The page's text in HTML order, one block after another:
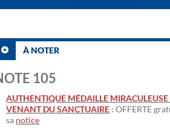
À NOTER
105
AUTHENTIQUE MÉDAILLE MIRACULEUSE
VENANT DU SANCTUAIRE : OFFERTE
sa notice